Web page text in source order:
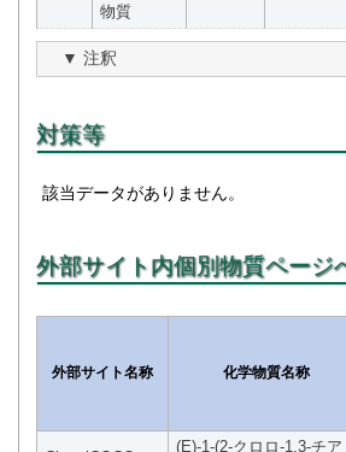
物質
注釈
対策等
該当データがありません。
外部サイト内個別物質ページ
外部サイト名称 化学物質名称
(E)-1-(2-クロロ-1,3-チア